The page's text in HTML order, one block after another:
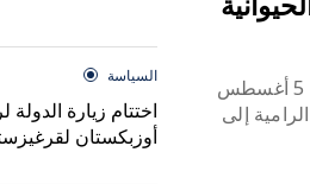
عقد فخامة الرئيس شوكت ميرضيائيف رئيس جمهورية أوزبكستان في 5 أغسطس
إلى
السياسة
اختتام زيارة
أوزبكستان